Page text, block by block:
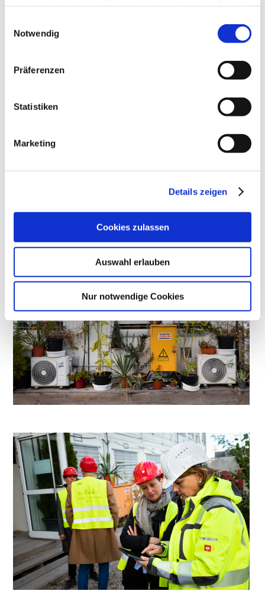
Notwendig
Präferenzen
Statistiken
Marketing
Details zeigen
Cookies zulassen
Auswahl erlauben
Nur notwendige Cookies